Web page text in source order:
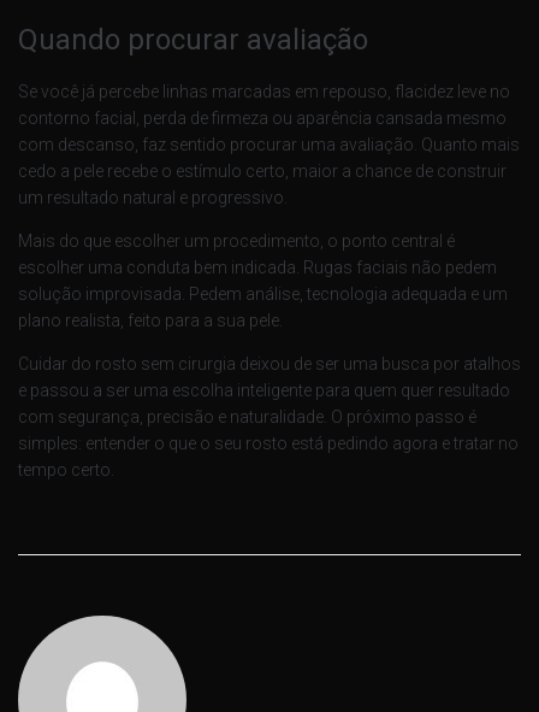
Quando procurar avaliação
Se você já percebe linhas marcadas em repouso, flacidez leve no
contorno facial, perda de firmeza ou aparência cansada mesmo
com descanso, faz sentido procurar uma avaliação. Quanto mais
cedo a pele recebe o estímulo certo, maior a chance de construir
um resultado natural e progressivo.
Mais do que escolher um procedimento, o ponto central é
escolher uma conduta bem indicada. Rugas faciais não pedem
solução improvisada. Pedem análise, tecnologia adequada e um
plano realista, feito para a sua pele.
Cuidar do rosto sem cirurgia deixou de ser uma busca por atalhos
e passou a ser uma escolha inteligente para quem quer resultado
com segurança, precisão e naturalidade. O próximo passo é
simples: entender o que o seu rosto está pedindo agora e tratar no
tempo certo.